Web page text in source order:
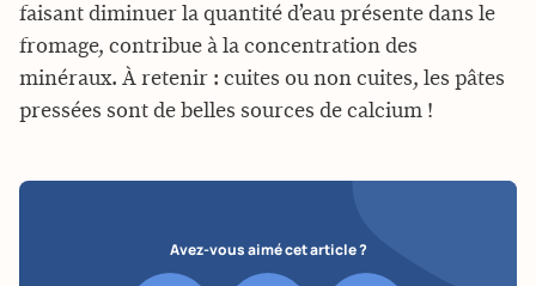
faisant diminuer la quantité d’eau présente dans le
fromage, contribue à la concentration des
minéraux. À retenir : cuites ou non cuites, les pâtes
pressées sont de belles sources de calcium !
Avez-vous aimé cet article ?